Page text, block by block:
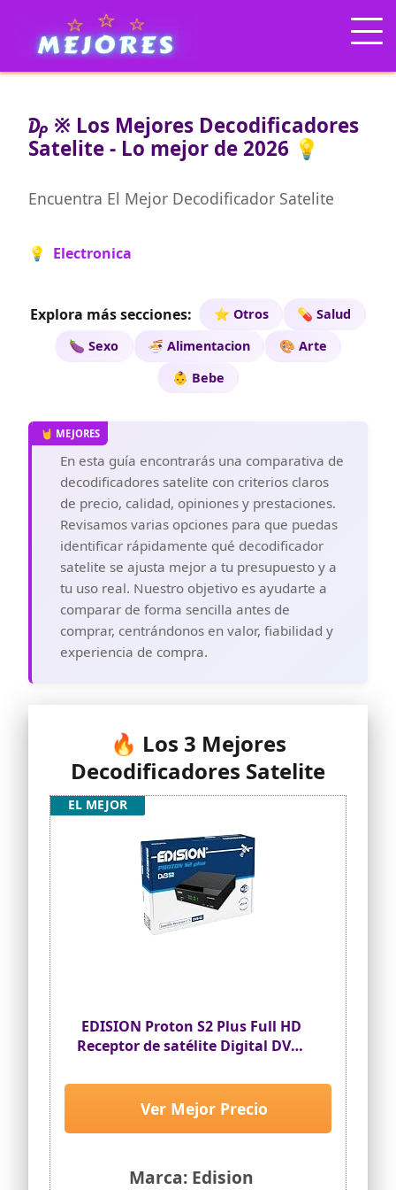
₯ ※ Los Mejores Decodificadores
Satelite - Lo mejor de 2026 💡
Encuentra El Mejor Decodificador Satelite
💡 Electronica
Explora más secciones: ⭐ Otros
💊 Salud
🍆 Sexo
🍜 Alimentacion
🎨 Arte
👶 Bebe
En esta guía encontrarás una comparativa de
decodificadores satelite con criterios claros
de precio, calidad, opiniones y prestaciones.
Revisamos varias opciones para que puedas
identificar rápidamente qué decodificador
satelite se ajusta mejor a tu presupuesto y a
tu uso real. Nuestro objetivo es ayudarte a
comparar de forma sencilla antes de
comprar, centrándonos en valor, fiabilidad y
experiencia de compra.
🔥 Los 3 Mejores
Decodificadores Satelite
EDISION Proton S2 Plus Full HD
Receptor de satélite Digital DVB-
USB WiFi, LAN, HDMI, SCART,
SPDIF, USB, IR, Lector de Tarjetas,
Mando a Distancia Universal
Marca: Edision
Ver Mejor Precio
EL MEJOR